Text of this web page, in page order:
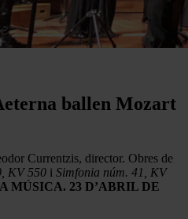
ballen Mozart
Currentzis, director. Obres de
KV 550 i Simfonia núm. 41, KV
MÚSICA. 23 D’ABRIL DE